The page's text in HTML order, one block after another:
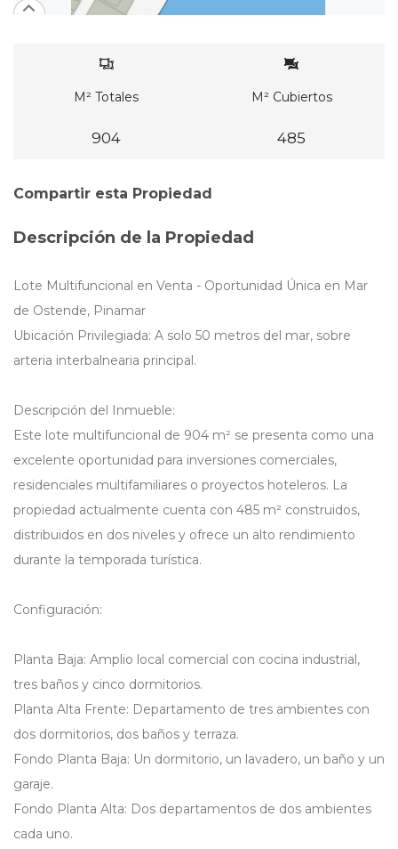
M² Totales
904
M² Cubiertos
485
Compartir esta Propiedad
Descripción de la Propiedad
Lote Multifuncional en Venta - Oportunidad Única en Mar
de Ostende, Pinamar
Ubicación Privilegiada: A solo 50 metros del mar, sobre
arteria interbalnearia principal.
Descripción del Inmueble:
Este lote multifuncional de 904 m² se presenta como una
excelente oportunidad para inversiones comerciales,
residenciales multifamiliares o proyectos hoteleros. La
propiedad actualmente cuenta con 485 m² construidos,
distribuidos en dos niveles y ofrece un alto rendimiento
durante la temporada turística.
Configuración:
Planta Baja: Amplio local comercial con cocina industrial,
tres baños y cinco dormitorios.
Planta Alta Frente: Departamento de tres ambientes con
dos dormitorios, dos baños y terraza.
Fondo Planta Baja: Un dormitorio, un lavadero, un baño y un
garaje.
Fondo Planta Alta: Dos departamentos de dos ambientes
cada uno.